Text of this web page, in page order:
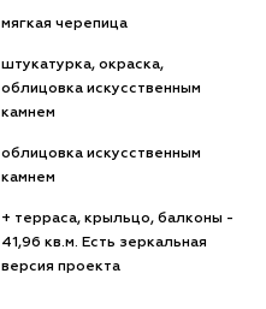
мягкая черепица
штукатурка, окраска,
облицовка искусственным
камнем
облицовка искусственным
камнем
+ терраса, крыльцо, балконы -
41,96 кв.м. Есть зеркальная
версия проекта